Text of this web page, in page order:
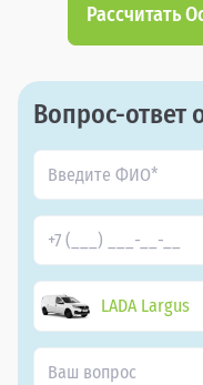
Рассчитать
Вопрос-ответ
LADA Largus